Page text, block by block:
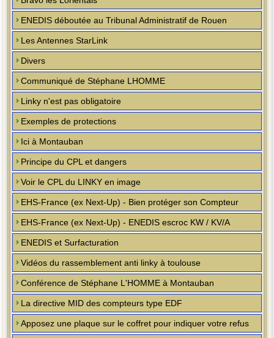
ENEDIS déboutée au Tribunal Administratif de Rouen
Les Antennes StarLink
Divers
Communiqué de Stéphane LHOMME
Linky n'est pas obligatoire
Exemples de protections
Ici à Montauban
Principe du CPL et dangers
Voir le CPL du LINKY en image
EHS-France (ex Next-Up) - Bien protéger son Compteur
EHS-France (ex Next-Up) - ENEDIS escroc KW / KV/A
ENEDIS et Surfacturation
Vidéos du rassemblement anti linky à toulouse
Conférence de Stéphane L'HOMME à Montauban
La directive MID des compteurs type EDF
Apposez une plaque sur le coffret pour indiquer votre refus